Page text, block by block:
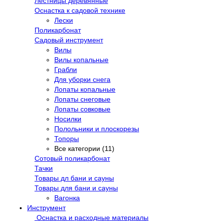
Оснастка к садовой технике
Лески
Поликарбонат
Садовый инструмент
Вилы
Вилы копальные
Грабли
Для уборки снега
Лопаты копальные
Лопаты снеговые
Лопаты совковые
Носилки
Полольники и плоскорезы
Топоры
Все категории (11)
Сотовый поликарбонат
Тачки
Товары дл бани и сауны
Товары для бани и сауны
Вагонка
Инструмент
Оснастка и расходные материалы